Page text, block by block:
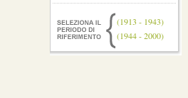
(1913 - 1943)
(1944 - 2000)